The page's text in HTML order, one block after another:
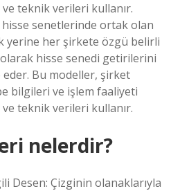
teknik verileri kullanır.
senetlerinde ortak olan
yerine her şirkete özgü belirli
hisse senedi getirilerini
Bu modeller, şirket
bilgileri ve işlem faaliyeti
teknik verileri kullanır.
nelerdir?
Desen: Çizginin olanaklarıyla